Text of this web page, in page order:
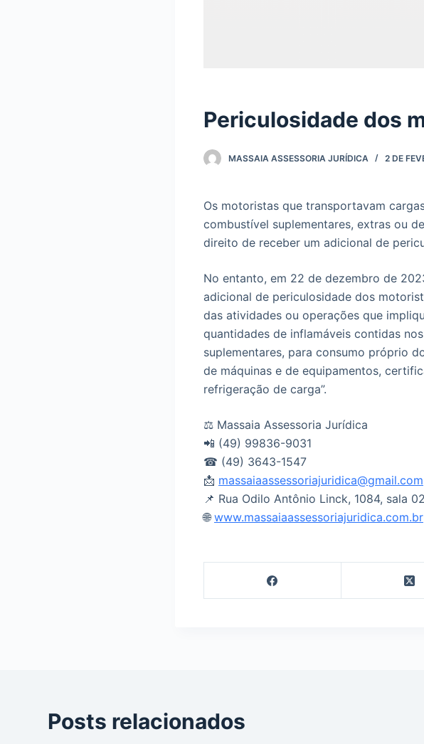
Periculosidade dos
MASSAIA ASSESSORIA JURÍDICA 2 DE
Os motoristas que transportavam
combustível suplementares, extras ou
direito de receber um adicional de
No entanto, em 22 de dezembro de
adicional de periculosidade dos
das atividades ou operações que
quantidades de inflamáveis contidas
suplementares, para consumo próprio
de máquinas e de equipamentos,
refrigeração de carga”.
⚖ Massaia Assessoria Jurídica
📲 (49) 99836-9031
☎ (49) 3643-1547
📩 massaiaassessoriajuridica@gmail.com
📌 Rua Odilo Antônio Linck, 1084, sala
🌐 www.massaiaassessoriajuridica.com.br
Posts relacionados